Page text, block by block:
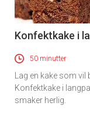
Konfektkake i
50 minutter
Lag en kake som vil
Konfektkake i
smaker herlig.